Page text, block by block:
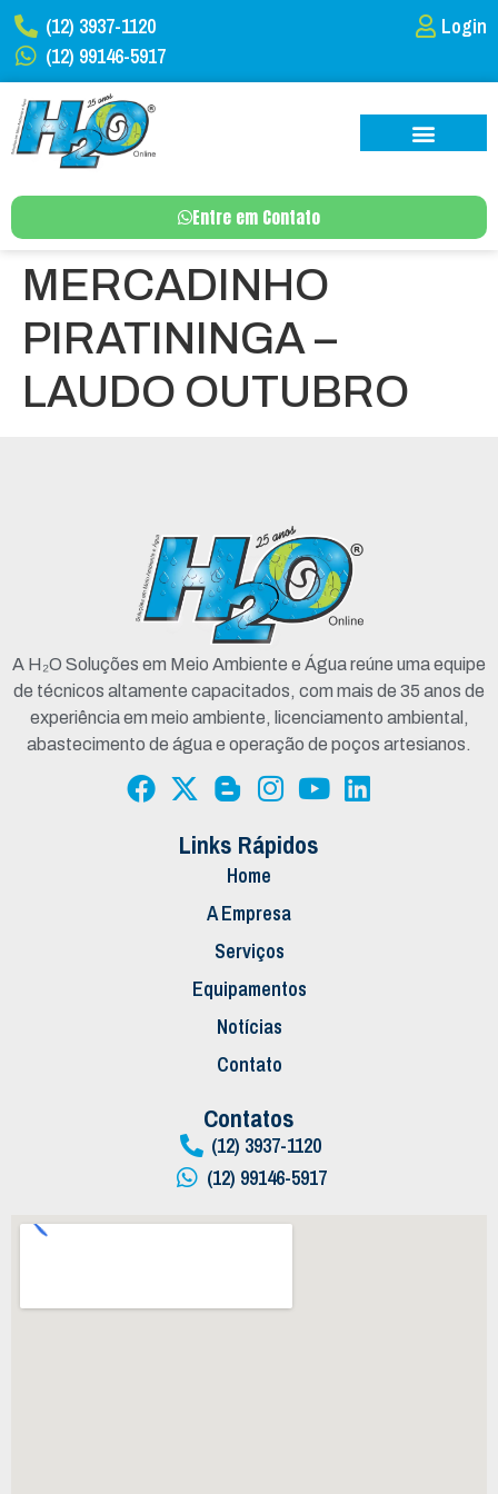
(12) 3937-1120
(12) 99146-5917
Login
Entre em Contato
MERCADINHO
PIRATININGA –
LAUDO OUTUBRO
A H₂O Soluções em Meio Ambiente e Água reúne uma equipe
de técnicos altamente capacitados, com mais de 35 anos de
experiência em meio ambiente, licenciamento ambiental,
abastecimento de água e operação de poços artesianos.
Links Rápidos
Home
A Empresa
Serviços
Equipamentos
Notícias
Contato
Contatos
(12) 3937-1120
(12) 99146-5917